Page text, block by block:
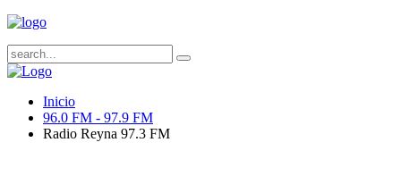
Inicio
96.0 FM - 97.9 FM
Radio Reyna 97.3 FM